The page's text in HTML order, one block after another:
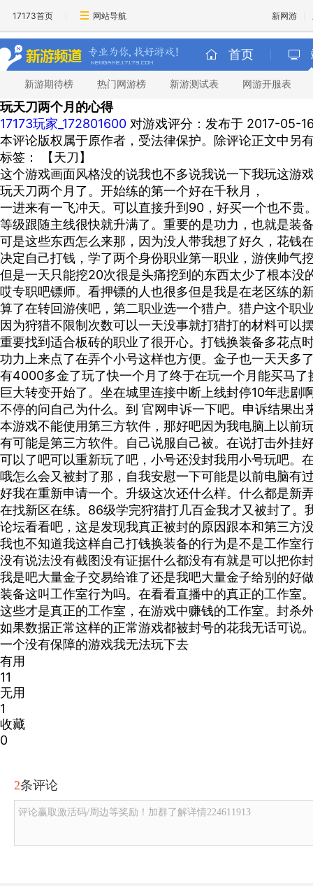
17173首页 网站导航 新网游
首页
新游期待榜 热门网游榜 新游测试表 网游开服表
玩天刀两个月的心得
17173玩家_172801600 对游戏评分： 发布于 2017-05-
本评论版权属于原作者，受法律保护。除评论正文中另
标签：
【天刀】
这个游戏画面风格没的说我也不多说我说一下我玩这游
玩天刀两个月了。开始练的第一个好在千秋月，
一进来有一飞冲天。可以直接升到90，好买一个也不
等级跟随主线很快就升满了。重要的是功力，也就是装
可是这些东西怎么来那，因为没人带我想了好久，花钱
决定自己打钱，学了两个身份职业第一职业，游侠帅气
但是一天只能挖20次很是头痛挖到的东西太少了根本没
哎专职吧镖师。看押镖的人也很多但是我是在老区练的
算了在转回游侠吧，第二职业选一个猎户。猎户这个职
因为狩猎不限制次数可以一天没事就打猎打的材料可以
重要找到适合板砖的职业了很开心。打钱换装备多花点
功力上来点了在弄个小号这样也方便。金子也一天天多
有4000多金了玩了快一个月了终于在玩一个月能买马
巨大转变开始了。坐在城里连接中断上线封停10年悲剧
不停的问自己为什么。到 官网申诉一下吧。申诉结果出
本游戏不能使用第三方软件，那好吧因为我电脑上以前
有可能是第三方软件。自己说服自己被。在说打击外挂
可以了吧可以重新玩了吧，小号还没封我用小号玩吧。
哦怎么会又被封了那，自我安慰一下可能是以前电脑有
好我在重新申请一个。升级这次还什么样。什么都是新
在找新区在练。86级学完狩猎打几百金我才又被封了。
论坛看看吧，这是发现我真正被封的原因跟本和第三方
我也不知道我这样自己打钱换装备的行为是不是工作室
没有说法没有截图没有证据什么都没有有就是可以把你
我是吧大量金子交易给谁了还是我吧大量金子给别的好
装备这叫工作室行为吗。在看看直播中的真正的工作室
这些才是真正的工作室，在游戏中赚钱的工作室。封杀
如果数据正常这样的正常游戏都被封号的花我无话可说
一个没有保障的游戏我无法玩下去
有用
11
无用
1
收藏
0
2条评论
评论赢取激活码/周边等奖励！加群了解详情224611913